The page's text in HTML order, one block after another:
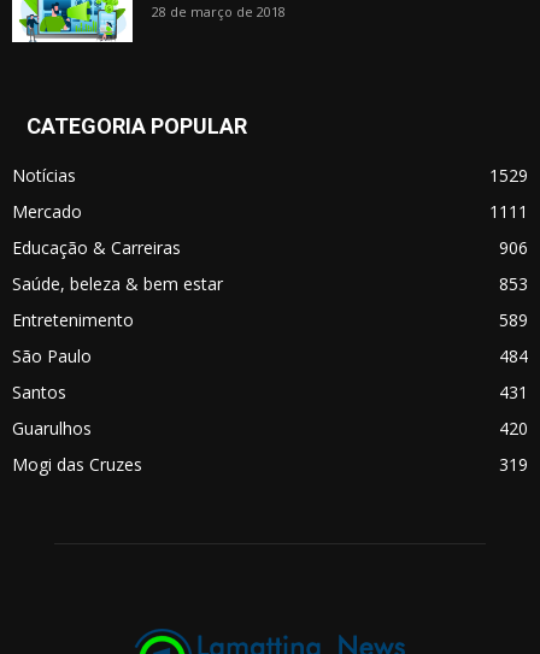
28 de março de 2018
CATEGORIA POPULAR
Notícias
1529
Mercado
1111
Educação & Carreiras
906
Saúde, beleza & bem estar
853
Entretenimento
589
São Paulo
484
Santos
431
Guarulhos
420
Mogi das Cruzes
319